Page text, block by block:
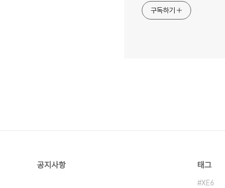
구독하기
공지사항 태그
XE6